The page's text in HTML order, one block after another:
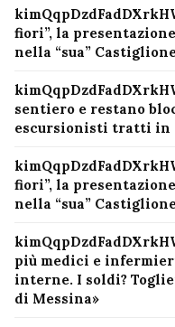
fiori”, la
nella “sua”
sentiero e restano
escursionisti tratti in
fiori”, la
nella “sua”
più medici e
interne. I soldi?
di Messina»